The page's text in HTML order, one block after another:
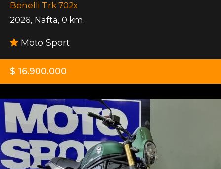
Benelli Trk 702x
2026, Nafta, 0 km.
Moto Sport
$ 16.900.000